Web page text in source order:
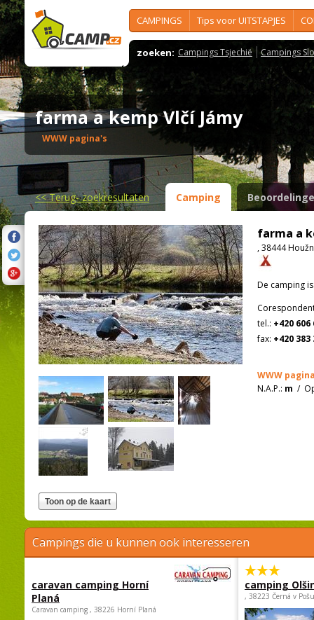
CAMPINGS Tips voor UITSTAPJES
zoeken: Campings Tsjechië Campings
farma a kemp Vlčí Jámy
WWW pagina's
<<Terug- zoekresultaten Camping
farma a
, 38444
De camping
tel.: +420 606
fax: +420 383
WWW
N.A.P.: m /
Campings die u kunnen ook interesseren
caravan camping Horní
Planá
Caravan camping , 38226 Horní Planá
camping
, 38223 Černá v